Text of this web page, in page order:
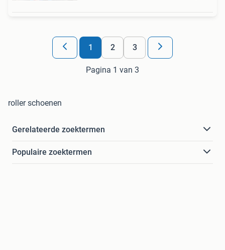
1 2 3
Pagina 1 van 3
roller schoenen
Gerelateerde zoektermen
Populaire zoektermen